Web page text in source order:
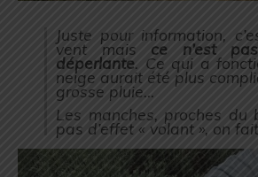
Juste pour information,
vent mais ce n’est
déperlante. Ce qui a
neige aurait été plus
grosse pluie…
Les manches, proches du
pas d’effet « volant », on